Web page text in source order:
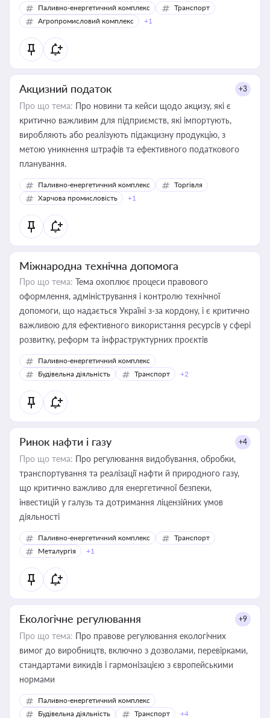
Паливно-енергетичний комплекс
Транспорт
Агропромисловий комплекс
+1
Акцизний податок +3
Про що тема: Про новини та кейси щодо акцизу, які є
критично важливим для підприємств, які імпортують,
виробляють або реалізують підакцизну продукцію, з
метою уникнення штрафів та ефективного податкового
планування.
Паливно-енергетичний комплекс
Торгівля
Харчова промисловість
+1
Міжнародна технічна допомога
Про що тема: Тема охоплює процеси правового
оформлення, адміністрування і контролю технічної
допомоги, що надається Україні з-за кордону, і є критично
важливою для ефективного використання ресурсів у сфері
розвитку, реформ та інфраструктурних проєктів
Паливно-енергетичний комплекс
Будівельна діяльність
Транспорт +2
Ринок нафти і газу +4
Про що тема: Про регулювання видобування, обробки,
транспортування та реалізації нафти й природного газу,
що критично важливо для енергетичної безпеки,
інвестицій у галузь та дотримання ліцензійних умов
діяльності
Паливно-енергетичний комплекс
Транспорт
Металургія
+1
Екологічне регулювання +9
Про що тема: Про правове регулювання екологічних
вимог до виробництв, включно з дозволами, перевірками,
стандартами викидів і гармонізацією з європейськими
нормами
Паливно-енергетичний комплекс
Будівельна діяльність
Транспорт +4